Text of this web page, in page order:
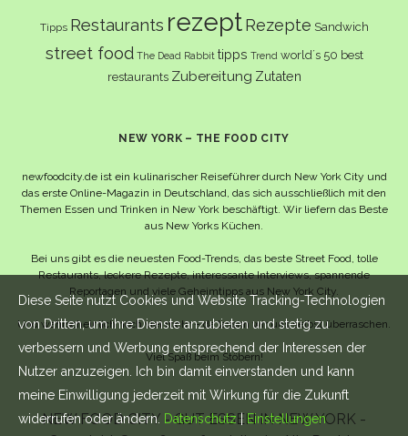
Tipps Restaurants rezept Rezepte Sandwich
street food The Dead Rabbit tipps Trend world´s 50 best
restaurants Zubereitung Zutaten
NEW YORK – THE FOOD CITY
newfoodcity.de ist ein kulinarischer Reiseführer durch New York City und
das erste Online-Magazin in Deutschland, das sich ausschließlich mit den
Themen Essen und Trinken in New York beschäftigt. Wir liefern das Beste
aus New Yorks Küchen.
Bei uns gibt es die neuesten Food-Trends, das beste Street Food, tolle
Restaurants, leckere Rezepte, interessante Interviews, spannende
Reportagen und viele Geheimtipps aus New York City.
Und wahrscheinlich noch viel mehr – da lassen wir uns selbst überraschen.
Viel Spaß beim Stöbern!
NEW FOOD CITY - GUT ESSEN IN NEW YORK -
Diese Seite nutzt Cookies und Website Tracking-Technologien
von Dritten, um ihre Dienste anzubieten und stetig zu
verbessern und Werbung entsprechend der Interessen der
Nutzer anzuzeigen. Ich bin damit einverstanden und kann
meine Einwilligung jederzeit mit Wirkung für die Zukunft
widerrufen oder ändern. Datenschutz| Einstellungen